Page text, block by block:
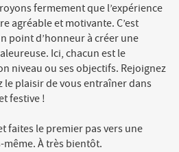
fermement que l’expérience
agréable et motivante. C’est
point d’honneur à créer une
Ici, chacun est le
niveau ou ses objectifs. Rejoignez
plaisir de vous entraîner dans
festive !
faites le premier pas vers une
À très bientôt.